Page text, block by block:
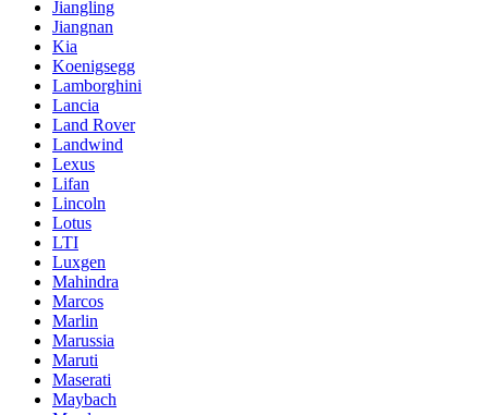
Jiangling
Jiangnan
Kia
Koenigsegg
Lamborghini
Lancia
Land Rover
Landwind
Lexus
Lifan
Lincoln
Lotus
LTI
Luxgen
Mahindra
Marcos
Marlin
Marussia
Maruti
Maserati
Maybach